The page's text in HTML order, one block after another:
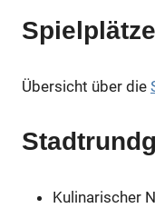
Spielplätze
Übersicht über die
Kulinarischer